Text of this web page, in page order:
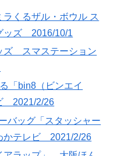
くるザル・ボウル ス
ッズ 2016/10/1
ズ スマステーション
「bin8（ビンエイ
2021/2/26
バッグ「スタッシャー
かテレビ 2021/2/26